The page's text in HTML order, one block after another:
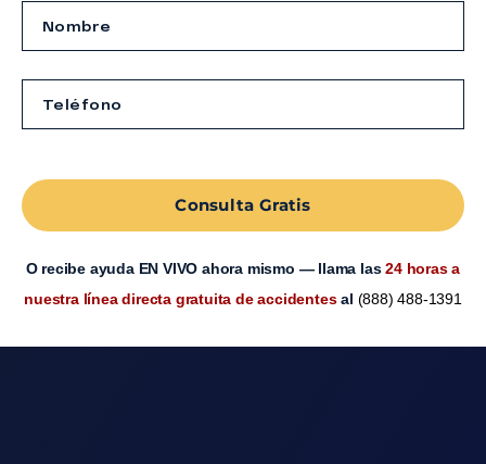
Consulta Gratis
O recibe ayuda EN VIVO ahora mismo — llama las24 horas a
nuestra línea directa gratuita de accidentesal (888) 488-1391